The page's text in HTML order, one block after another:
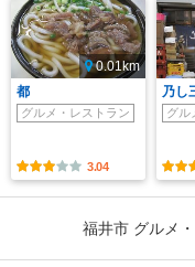
0.01km
都
グルメ・レストラン
3.04
乃し
グル
福井市 グルメ